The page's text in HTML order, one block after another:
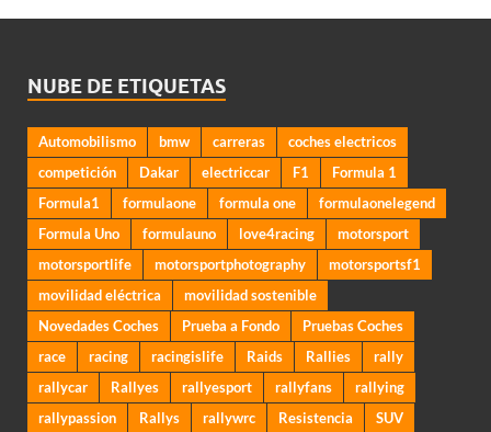
NUBE DE ETIQUETAS
Automobilismo bmw carreras
coches electricos
competición
Dakar electriccar F1
Formula 1
Formula1
formulaone formula one
formulaonelegend
Formula Uno
formulauno love4racing
motorsport
motorsportlife
motorsportphotography
motorsportsf1
movilidad eléctrica
movilidad sostenible
Novedades Coches
Prueba a Fondo
Pruebas Coches
race
racing racingislife Raids Rallies
rally
rallycar
Rallyes rallyesport rallyfans
rallying
rallypassion
Rallys rallywrc Resistencia
SUV